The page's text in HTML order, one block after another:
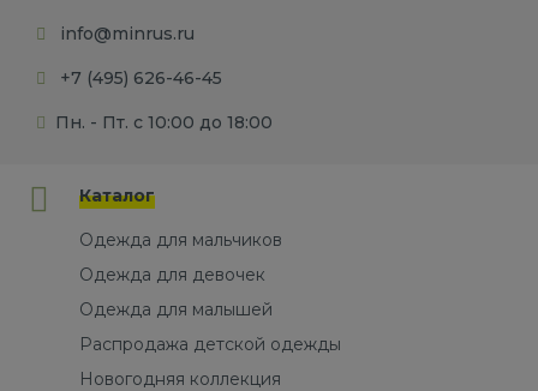
info@minrus.ru
+7 (495) 626-46-45
Пн. - Пт. с 10:00 до 18:00
Каталог
Одежда для мальчиков
Одежда для девочек
Одежда для малышей
Распродажа детской одежды
Новогодняя коллекция